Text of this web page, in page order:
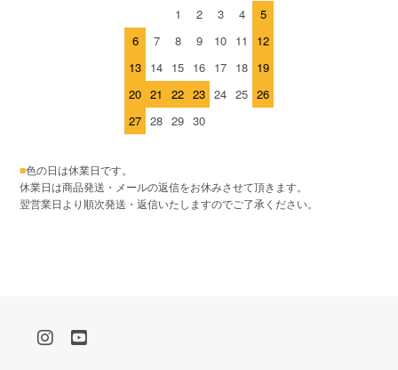
1
2 3 4
5
6
7 8 9 10 11
12
13 14 15 16 17 18 19
20 21 22 23 24 25 26
27 28 29 30
■色の日は休業日です。
休業日は商品発送・メールの返信をお休みさせて頂きます。
翌営業日より順次発送・返信いたしますのでご了承ください。